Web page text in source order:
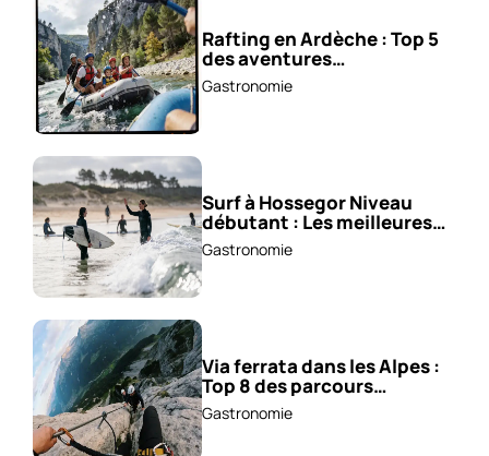
Rafting en Ardèche : Top 5
des aventures
incontournables !
Gastronomie
Surf à Hossegor Niveau
débutant : Les meilleures
écoles !
Gastronomie
Via ferrata dans les Alpes :
Top 8 des parcours
sensationnels !
Gastronomie